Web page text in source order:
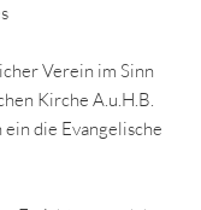
Verein im Sinn
Kirche A.u.H.B.
die Evangelische